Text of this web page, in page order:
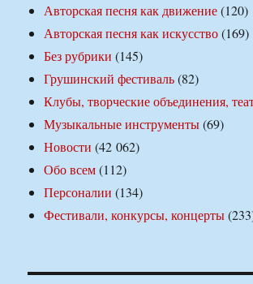
Авторская песня как движение(120)
Авторская песня как искусство(169)
Без рубрики (145)
Грушинский фестиваль(82)
Клубы, творческие объединения,
Музыкальные инструменты(69)
Новости (42 062)
Обо всем(112)
Персоналии (134)
Фестивали, конкурсы, концерты